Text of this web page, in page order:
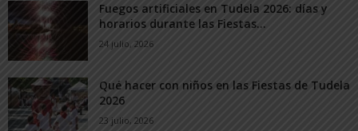
Fuegos artificiales en Tudela 2026: días y
horarios durante las Fiestas...
24 julio, 2026
Qué hacer con niños en las Fiestas de Tudela
2026
23 julio, 2026